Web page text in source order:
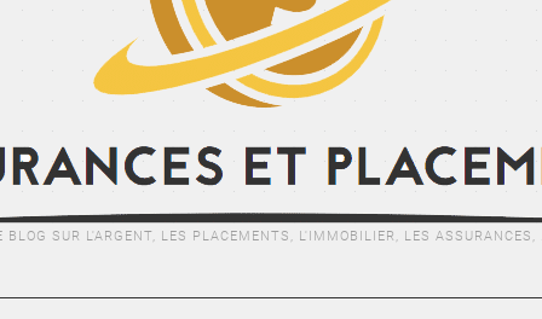
BLOG SUR L'ARGENT, LES PLACEMENTS, L'IMMOBILIER, LES ASSURANCES,